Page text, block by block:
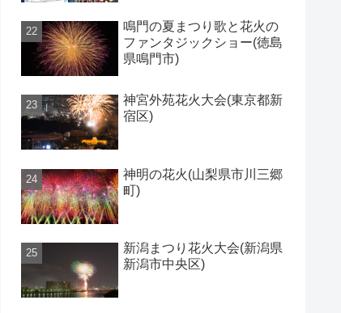
鳴門の夏まつり歌と花火の
ファンタジックショー(徳島
県鳴門市)
神宮外苑花火大会(東京都新
宿区)
神明の花火(山梨県市川三郷
町)
新潟まつり花火大会(新潟県
新潟市中央区)